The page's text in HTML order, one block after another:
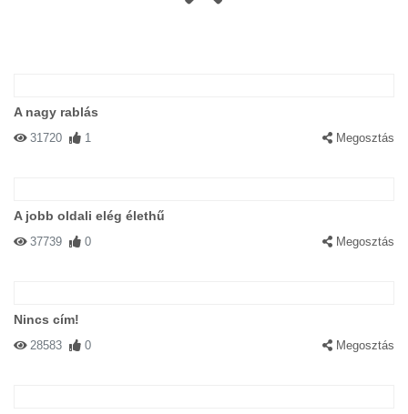
A nagy rablás
31720 1 Megosztás
A jobb oldali elég élethű
37739 0 Megosztás
Nincs cím!
28583 0 Megosztás